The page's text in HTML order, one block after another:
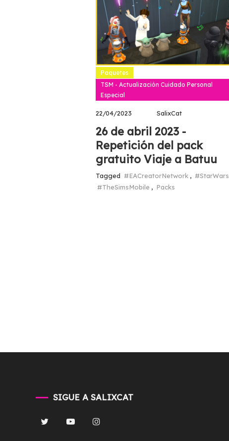
Paquetes
TSM - Actualización Cuidado Personal
Especial
22/04/2023 SalixCat
26 de abril 2023 -
Repetición del pack
gratuito Viaje a Batuu
Tagged #EACreatorNetwork , #StarWars
#TheSimsMobile , Packs
SIGUE A SALIXCAT